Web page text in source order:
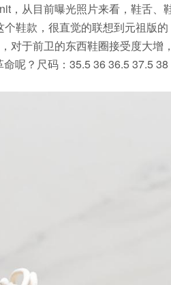
，从目前曝光照片来看，鞋舌、
鞋款，很直觉的联想到元祖版
于前卫的东西鞋圈接受度大增
呢？尺码：35.5 36 36.5 37.5